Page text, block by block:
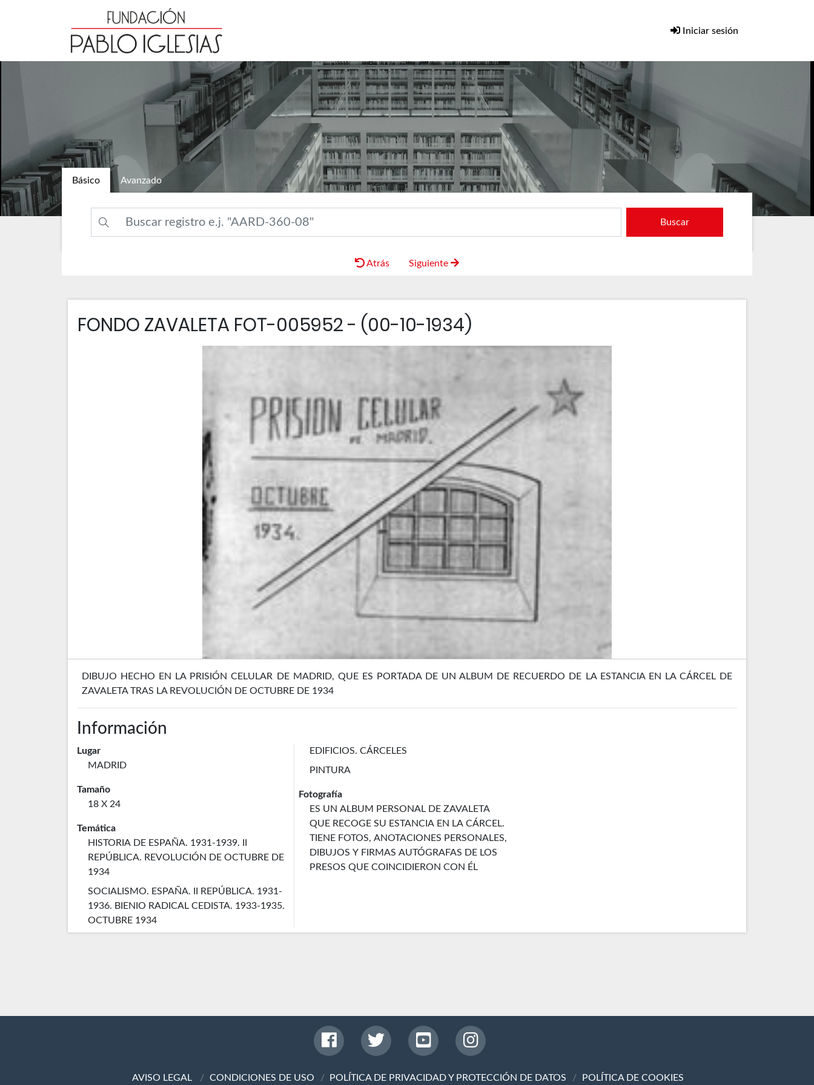
Iniciar sesión
Básico Avanzado
Buscar
Atrás Siguiente
FONDO ZAVALETA FOT-005952 - (00-10-1934)
DIBUJO HECHO EN LA PRISIÓN CELULAR DE MADRID, QUE ES PORTADA DE UN ALBUM DE RECUERDO DE LA ESTANCIA EN LA CÁRCEL DE
ZAVALETA TRAS LA REVOLUCIÓN DE OCTUBRE DE 1934
Información
Lugar
MADRID
Tamaño
18 X 24
Temática
HISTORIA DE ESPAÑA. 1931-1939. II
REPÚBLICA. REVOLUCIÓN DE OCTUBRE DE
1934
SOCIALISMO. ESPAÑA. II REPÚBLICA. 1931-
1936. BIENIO RADICAL CEDISTA. 1933-1935.
OCTUBRE 1934
EDIFICIOS. CÁRCELES
PINTURA
Fotografía
ES UN ALBUM PERSONAL DE ZAVALETA
QUE RECOGE SU ESTANCIA EN LA CÁRCEL.
TIENE FOTOS, ANOTACIONES PERSONALES,
DIBUJOS Y FIRMAS AUTÓGRAFAS DE LOS
PRESOS QUE COINCIDIERON CON ÉL
AVISO LEGAL CONDICIONES DE USO POLÍTICA DE PRIVACIDAD Y PROTECCIÓN DE DATOS POLÍTICA DE COOKIES